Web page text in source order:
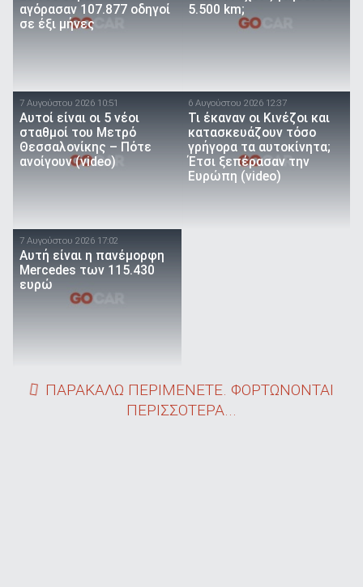
αγόρασαν 107.877 οδηγοί
σε έξι μήνες
5.500 km;
7 Αυγούστου 2026 10:51
Αυτοί είναι οι 5 νέοι
σταθμοί του Μετρό
Θεσσαλονίκης – Πότε
ανοίγουν (video)
6 Αυγούστου 2026 12:37
Τι έκαναν οι Κινέζοι και
κατασκευάζουν τόσο
γρήγορα τα αυτοκίνητα;
Έτσι ξεπέρασαν την
Ευρώπη (video)
7 Αυγούστου 2026 17:02
Αυτή είναι η πανέμορφη
Mercedes των 115.430
ευρώ
ΠΑΡΑΚΑΛΩ ΠΕΡΙΜΕΝΕΤΕ. ΦΟΡΤΩΝΟΝΤΑΙ
ΠΕΡΙΣΣΟΤΕΡΑ...